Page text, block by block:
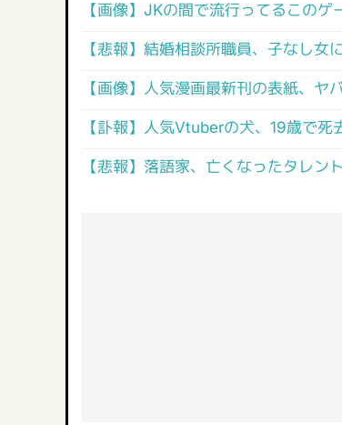
【画像】JKの間で流行ってるこの
【悲報】結婚相談所職員、子なし女
【画像】人気漫画最新刊の表紙、ヤ
【訃報】人気Vtuberの犬、19歳で死
【悲報】落語家、亡くなったタレ